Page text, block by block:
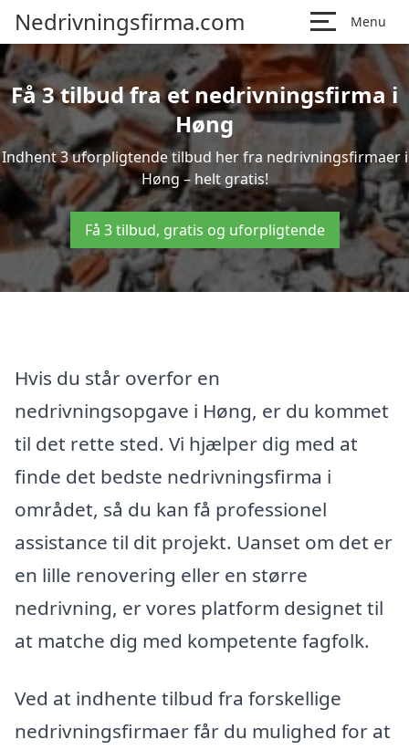
Nedrivningsfirma.com Menu
Få 3 tilbud fra et nedrivningsfirma i
Høng
Indhent 3 uforpligtende tilbud her fra nedrivningsfirmaer i
Høng – helt gratis!
Få 3 tilbud, gratis og uforpligtende
Hvis du står overfor en
nedrivningsopgave i Høng, er du kommet
til det rette sted. Vi hjælper dig med at
finde det bedste nedrivningsfirma i
området, så du kan få professionel
assistance til dit projekt. Uanset om det er
en lille renovering eller en større
nedrivning, er vores platform designet til
at matche dig med kompetente fagfolk.
Ved at indhente tilbud fra forskellige
nedrivningsfirmaer får du mulighed for at